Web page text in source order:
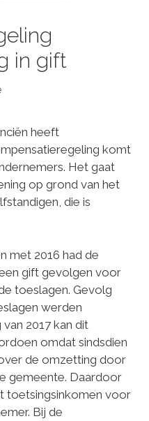
in gift
heeft
komt
Het gaat
op grond van het
die is
met 2016 had de
gift gevolgen voor
toeslagen. Gevolg
werden
2017 kan dit
omdat sindsdien
de omzetting door
gemeente. Daardoor
toetsingsinkomen voor
Bij de